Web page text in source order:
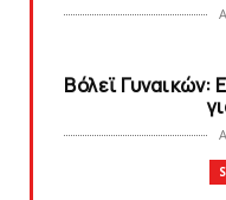
Bόλεϊ Γυναικών: